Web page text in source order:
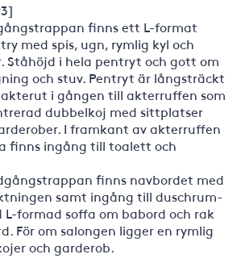
finns ett L-format
med spis, ugn, rymlig kyl och
Ståhöjd i hela pentryt och gott om
och stuv. Pentryt är långsträckt
i gången till akterruffen som
dubbelkoj med sittplatser
I framkant av akterruffen
finns ingång till toalett och
finns navbordet med
samt ingång till duschrum-
L-formad soffa om babord och rak
För om salongen ligger en rymlig
och garderob.